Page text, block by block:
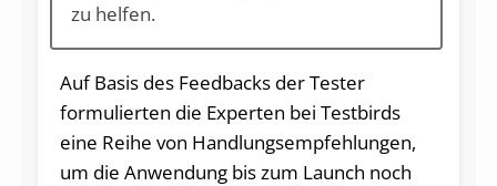
zu helfen.
Auf Basis des Feedbacks der Tester
formulierten die Experten bei Testbirds
eine Reihe von Handlungsempfehlungen,
um die Anwendung bis zum Launch noch